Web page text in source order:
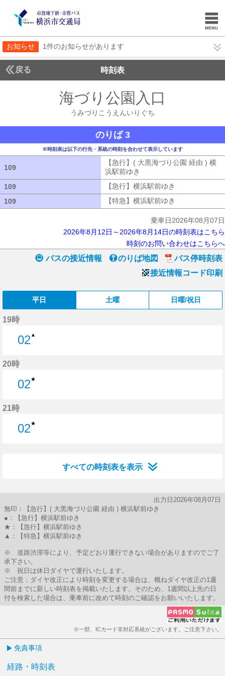
お知らせ 1件のお知らせがあります
戻る 時刻表
海づり公園入口
うみづりこうえんいりぐち
のりば 3
※時刻表は以下の行先・系統の時刻を合わせて表示しています
109
【急行】( 大黒海づり公園 経由 ) 横
浜駅前ゆき
109
【急行】横浜駅前ゆき
109
【特急】横浜駅前ゆき
乗車日2026年08月07日
2026年8月12日～2026年8月14日の時刻表はこちら
時刻のお問い合わせはこちらへ
バスの接近情報 のりば地図
バス停時刻表
接近情報コード印刷
平日 土曜 日曜/祝日
19時
02▲
20時
02★
21時
02★
すべての時刻表を表示
出力日2026年08月07日
無印：【急行】( 大黒海づり公園 経由 ) 横浜駅前ゆき
●：【急行】横浜駅前ゆき
★：【急行】横浜駅前ゆき
▲：【特急】横浜駅前ゆき
※ 道路渋滞等により、予定どおり運行できない場合がありますのでご了
承下さい。
※ 祝日は休日ダイヤで運行いたします。
ご注意：ダイヤ改正により時刻を変更する場合は、概ねダイヤ改正の1週
間前までに新しい時刻表を掲載いたします。そのため、1週間以上先の日
付を検索した場合は、乗車前に改めて時刻のご確認をお願いいたします。
※一部、ICカード非対応系統がございます。ご注意下さい。
免責事項
経路・時刻表